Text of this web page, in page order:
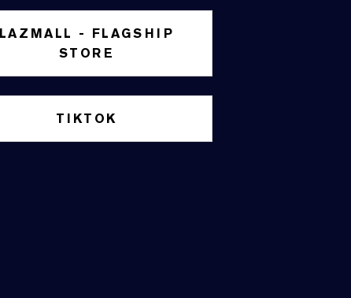
LAZMALL - FLAGSHIP
STORE
TIKTOK